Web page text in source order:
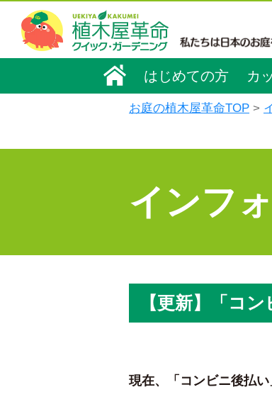
はじめての方 カ
お庭の植木屋革命TOP
インフ
【更新】「コ
現在、「コンビニ後払